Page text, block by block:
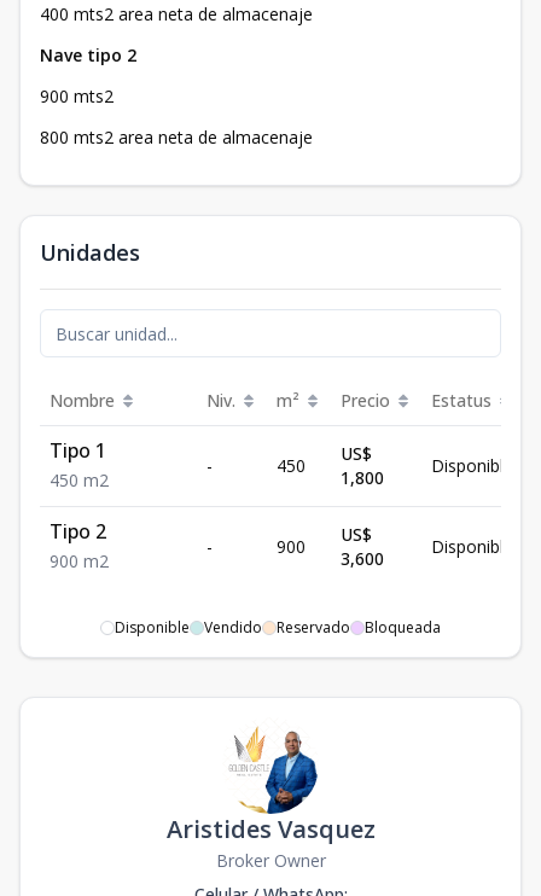
400 mts2 area neta de almacenaje
Nave tipo 2
900 mts2
800 mts2 area neta de almacenaje
Unidades
Nombre Niv. m² Precio Estatus
Tipo 1
450 m2
- 450
US$
1,800
Disponible
Tipo 2
900 m2
- 900
US$
3,600
Disponible
Disponible Vendido Reservado Bloqueada
Aristides Vasquez
Broker Owner